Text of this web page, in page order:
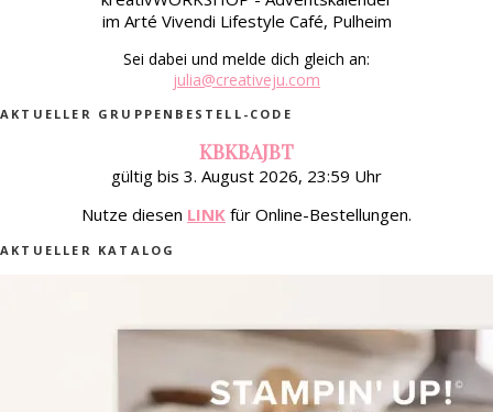
im Arté Vivendi Lifestyle Café, Pulheim
Sei dabei und melde dich gleich an:
julia@creativeju.com
AKTUELLER GRUPPENBESTELL-CODE
KBKBAJBT
gültig bis 3. August 2026, 23:59 Uhr
Nutze diesen LINK für Online-Bestellungen.
AKTUELLER KATALOG